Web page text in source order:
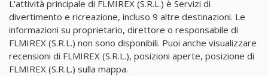
L'attività principale di FLMIREX (S.R.L.) è Servizi di
divertimento e ricreazione, incluso 9 altre destinazioni. Le
informazioni su proprietario, direttore o responsabile di
FLMIREX (S.R.L.) non sono disponibili. Puoi anche visualizzare
recensioni di FLMIREX (S.R.L.), posizioni aperte, posizione di
FLMIREX (S.R.L.) sulla mappa.